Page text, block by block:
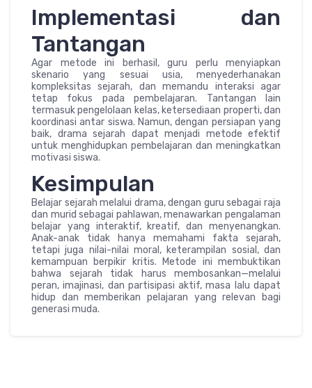
Implementasi dan
Tantangan
Agar metode ini berhasil, guru perlu menyiapkan
skenario yang sesuai usia, menyederhanakan
kompleksitas sejarah, dan memandu interaksi agar
tetap fokus pada pembelajaran. Tantangan lain
termasuk pengelolaan kelas, ketersediaan properti, dan
koordinasi antar siswa. Namun, dengan persiapan yang
baik, drama sejarah dapat menjadi metode efektif
untuk menghidupkan pembelajaran dan meningkatkan
motivasi siswa.
Kesimpulan
Belajar sejarah melalui drama, dengan guru sebagai raja
dan murid sebagai pahlawan, menawarkan pengalaman
belajar yang interaktif, kreatif, dan menyenangkan.
Anak-anak tidak hanya memahami fakta sejarah,
tetapi juga nilai-nilai moral, keterampilan sosial, dan
kemampuan berpikir kritis. Metode ini membuktikan
bahwa sejarah tidak harus membosankan—melalui
peran, imajinasi, dan partisipasi aktif, masa lalu dapat
hidup dan memberikan pelajaran yang relevan bagi
generasi muda.